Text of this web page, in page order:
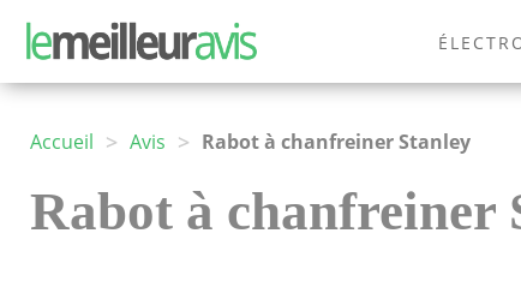
MODE
Accueil > Avis > Rabot à chanfreiner Stanley
Rabot à chanfreiner